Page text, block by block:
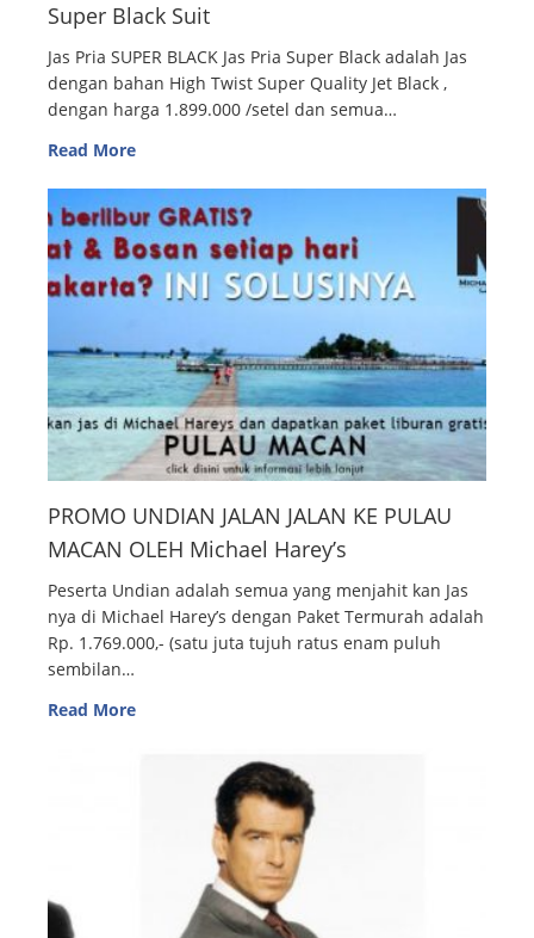
Super Black Suit
Jas Pria SUPER BLACK Jas Pria Super Black adalah Jas
dengan bahan High Twist Super Quality Jet Black ,
dengan harga 1.899.000 /setel dan semua…
Read More
PROMO UNDIAN JALAN JALAN KE PULAU
MACAN OLEH Michael Harey’s
Peserta Undian adalah semua yang menjahit kan Jas
nya di Michael Harey’s dengan Paket Termurah adalah
Rp. 1.769.000,- (satu juta tujuh ratus enam puluh
sembilan…
Read More